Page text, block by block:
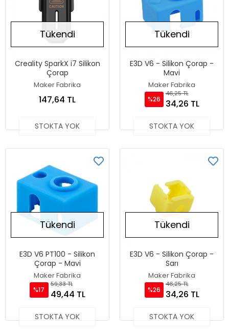
Tükendi
Creality SparkX i7 Silikon
Çorap
Maker Fabrika
147,64 TL
STOKTA YOK
Tükendi
E3D V6 - Silikon Çorap -
Mavi
Maker Fabrika
%26
46,25 TL
34,26 TL
STOKTA YOK
Tükendi
E3D V6 PT100 - Silikon
Çorap - Mavi
Maker Fabrika
%17
59,33 TL
49,44 TL
STOKTA YOK
Tükendi
E3D V6 - Silikon Çorap -
Sarı
Maker Fabrika
%26
46,25 TL
34,26 TL
STOKTA YOK